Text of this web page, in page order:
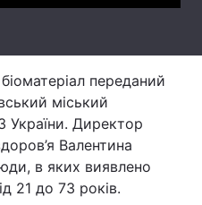
переданий
міський
Директор
Валентина
в яких виявлено
21 до 73 років.